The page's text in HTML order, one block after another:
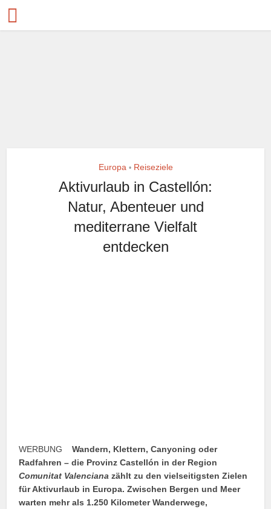
Europa • Reiseziele
Aktivurlaub in Castellón:
Natur, Abenteuer und
mediterrane Vielfalt
entdecken
WERBUNGWandern, Klettern, Canyoning oder
Radfahren – die Provinz Castellón in der Region
Comunitat Valenciana zählt zu den vielseitigsten Zielen
für Aktivurlaub in Europa. Zwischen Bergen und Meer
warten mehr als 1.250 Kilometer Wanderwege,